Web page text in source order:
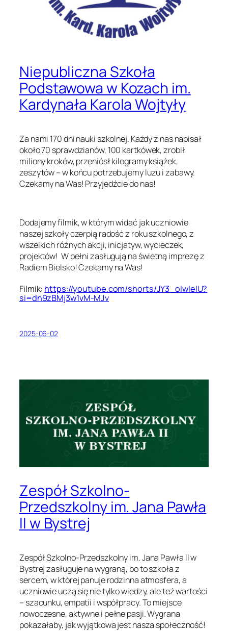
Niepubliczna Szkoła
Podstawowa w Kozach im.
Kardynała Karola Wojtyły
Za nami 170 dni nauki szkolnej. Każdy z nas napisał
około 70 sprawdzianów, 100 kartkówek, zrobił
miliony kroków, przeniósł kilogramy książek,
zeszytów – w końcu potrzebujemy luzu i zabawy.
Czekamy na Was! Przyjedźcie do nas!
Dodajemy filmik, w którym widać jak uczniowie
naszej szkoły czerpią radość z roku szkolnego, z
wszelkich różnych akcji, inicjatyw, wycieczek,
projektów! W pełni zasługują na świetną imprezę z
Radiem Bielsko! Czekamy na Was!
Filmik: https://youtube.com/shorts/JY3 _oIwlelU?
si=dn9zBMj3w1vM-MJv
2025-06-02
Zespół Szkolno-
Przedszkolny im. Jana Pawła
II w Bystrej
Zespół Szkolno-Przedszkolny im. Jana Pawła II w
Bystrej zasługuje na wygraną, bo to szkoła z
sercem, w której panuje rodzinna atmosfera, a
uczniowie uczą się nie tylko wiedzy, ale też wartości
– szacunku, empatii i współpracy. To miejsce
nowoczesne, aktywne i pełne pasji. Wygrana
pokazałaby, jak wyjątkowa jest nasza społeczność!